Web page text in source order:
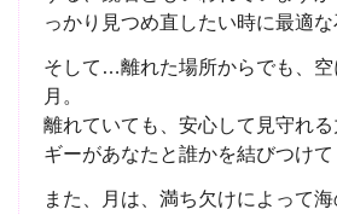
っかり見つめ直したい時に最適な
そして…離れた場所からでも、空
月。
離れていても、安心して見守れ
ギーがあなたと誰かを結びつけて
また、月は、満ち欠けによって